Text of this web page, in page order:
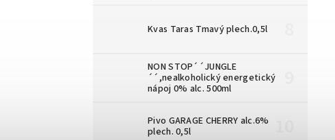
Kvas Taras Tmavý plech.0,5l
NON STOP´´JUNGLE
´´,nealkoholický energetický
nápoj 0% alc. 500ml
Pivo GARAGE CHERRY alc.6%
plech. 0,5l